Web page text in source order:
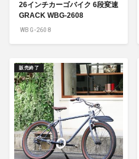
26インチカーゴバイク 6段変速
GRACK WBG-2608
WBG-2608
販売終了